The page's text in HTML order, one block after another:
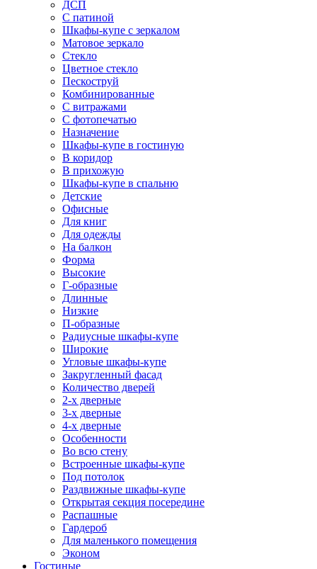
ДСП
С патиной
Шкафы-купе с зеркалом
Матовое зеркало
Стекло
Цветное стекло
Пескоструй
Комбинированные
С витражами
С фотопечатью
Назначение
Шкафы-купе в гостиную
В коридор
В прихожую
Шкафы-купе в спальню
Детские
Офисные
Для книг
Для одежды
На балкон
Форма
Высокие
Г-образные
Длинные
Низкие
П-образные
Радиусные шкафы-купе
Широкие
Угловые шкафы-купе
Закругленный фасад
Количество дверей
2-х дверные
3-х дверные
4-х дверные
Особенности
Во всю стену
Встроенные шкафы-купе
Под потолок
Раздвижные шкафы-купе
Открытая секция посередине
Распашные
Гардероб
Для маленького помещения
Эконом
Гостиные